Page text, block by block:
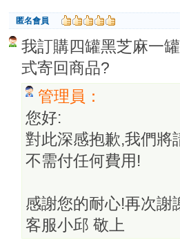
匿名會員
我訂購四罐黑芝麻一
式寄回商品?
管理員：
您好:
對此深感抱歉,我們將
不需付任何費用!
感謝您的耐心!再次謝
客服小邱 敬上